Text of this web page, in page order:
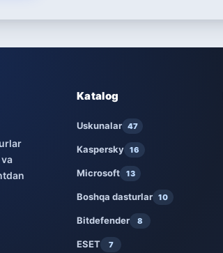
Katalog
Uskunalar 47
Kaspersky 16
Microsoft 13
Boshqa dasturlar 10
Bitdefender 8
ESET 7